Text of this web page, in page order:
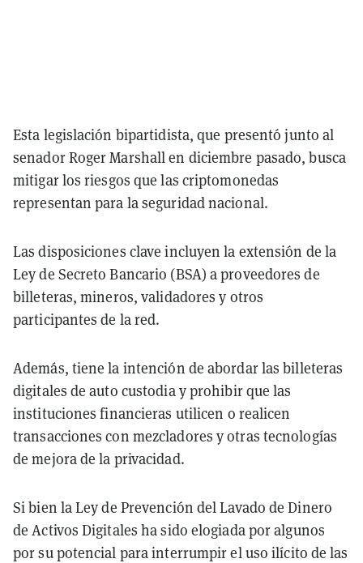
Esta legislación bipartidista, que presentó junto al
senador Roger Marshall en diciembre pasado, busca
mitigar los riesgos que las criptomonedas
representan para la seguridad nacional.
Las disposiciones clave incluyen la extensión de la
Ley de Secreto Bancario (BSA) a proveedores de
billeteras, mineros, validadores y otros
participantes de la red.
Además, tiene la intención de abordar las billeteras
digitales de auto custodia y prohibir que las
instituciones financieras utilicen o realicen
transacciones con mezcladores y otras tecnologías
de mejora de la privacidad.
Si bien la Ley de Prevención del Lavado de Dinero
de Activos Digitales ha sido elogiada por algunos
por su potencial para interrumpir el uso ilícito de las